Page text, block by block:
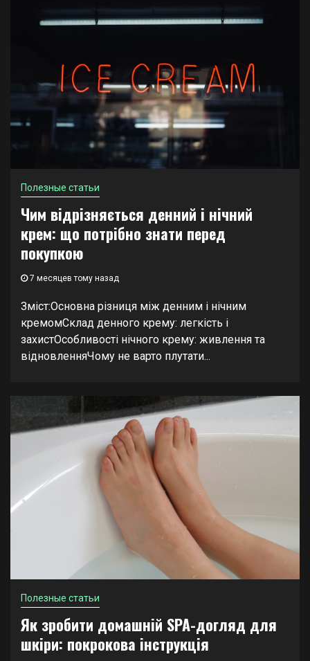
Полезные статьи
Чим відрізняється денний і нічний
крем: що потрібно знати перед
покупкою
7 месяцев тому назад
Зміст:Основна різниця між денним і нічним
кремомСклад денного крему: легкість і
захистОсобливості нічного крему: живлення та
відновленняЧому не варто плутати...
Полезные статьи
Як зробити домашній SPA-догляд для
шкіри: покрокова інструкція